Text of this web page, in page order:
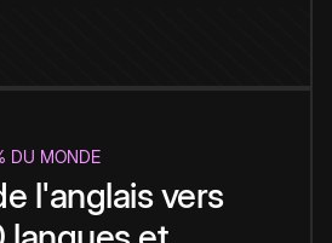
DU MONDE
l'anglais vers